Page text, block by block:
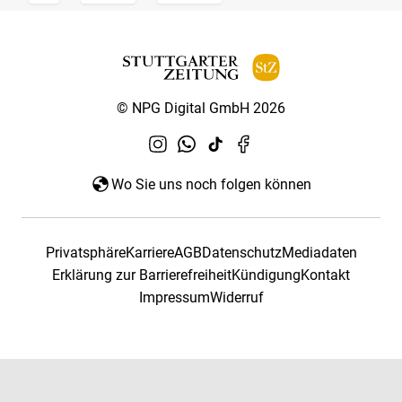
© NPG Digital GmbH 2026
Wo Sie uns noch folgen können
PrivatsphäreKarriereAGBDatenschutzMediadaten
Erklärung zur BarrierefreiheitKündigungKontakt
ImpressumWiderruf